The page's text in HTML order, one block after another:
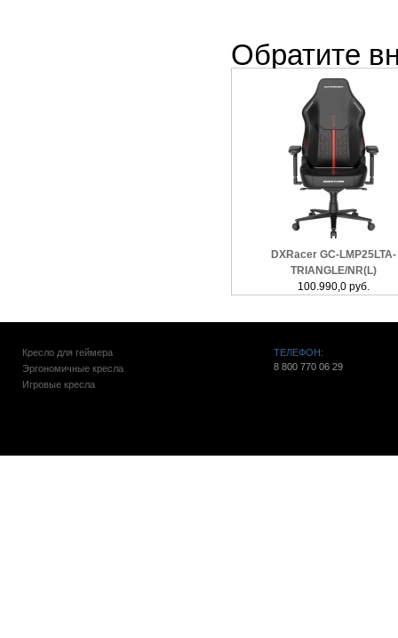
Обратите
DXRacer GC-LMP25LTA-
TRIANGLE/NR(L)
100.990,0 руб.
Кресло для геймера
Эргономичные кресла
Игровые кресла
ТЕЛЕФОН:
8 800 770 06 29